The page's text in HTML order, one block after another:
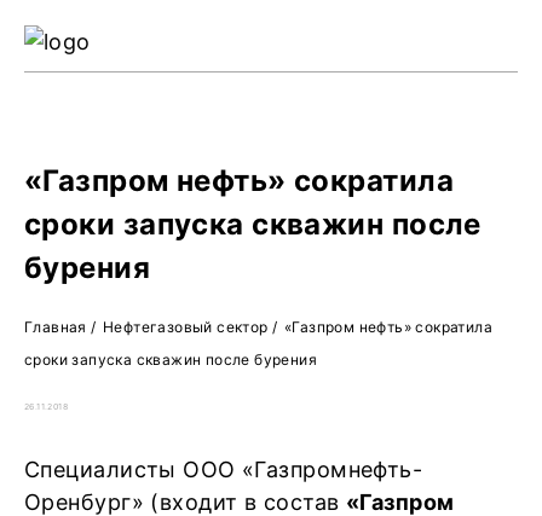
«Газпром нефть» сократила
сроки запуска скважин после
бурения
Главная / Нефтегазовый сектор/ «Газпром нефть» сократила
сроки запуска скважин после бурения
26.11.2018
Специалисты ООО «Газпромнефть-
Оренбург» (входит в состав «Газпром